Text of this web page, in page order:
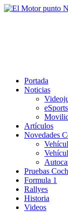
Saltar
Portada
Noticias
eSports
Artículos
Novedades
Pruebas
Formula 1
Rallyes
Historia
Videos